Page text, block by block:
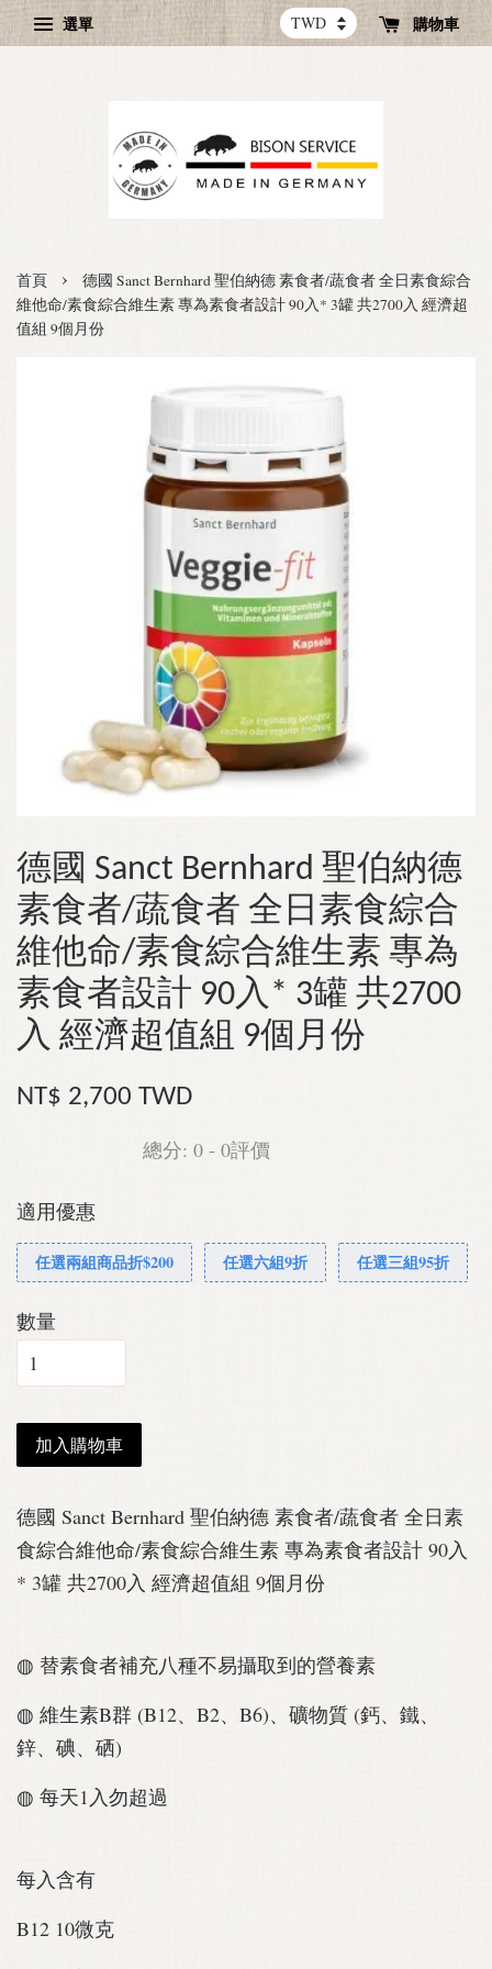
選單 購物車
首頁 ›
德國 Sanct Bernhard 聖伯納德 素食者/蔬食者 全日素食綜合
維他命/素食綜合維生素 專為素食者設計 90入* 3罐 共2700入 經濟超
值組 9個月份
德國 Sanct Bernhard 聖伯納德
素食者/蔬食者 全日素食綜合
維他命/素食綜合維生素 專為
素食者設計 90入* 3罐 共2700
入 經濟超值組 9個月份
NT$ 2,700 TWD
總分: 0 - 0評價
適用優惠
任選兩組商品折$200 任選六組9折 任選三組95折
數量
加入購物車
德國 Sanct Bernhard 聖伯納德 素食者/蔬食者 全日素
食綜合維他命/素食綜合維生素 專為素食者設計 90入
* 3罐 共2700入 經濟超值組 9個月份
◍ 替素食者補充八種不易攝取到的營養素
◍ 維生素B群 (B12、B2、B6)、礦物質 (鈣、鐵、
鋅、碘、硒)
◍ 每天1入勿超過
每入含有
B12 10微克